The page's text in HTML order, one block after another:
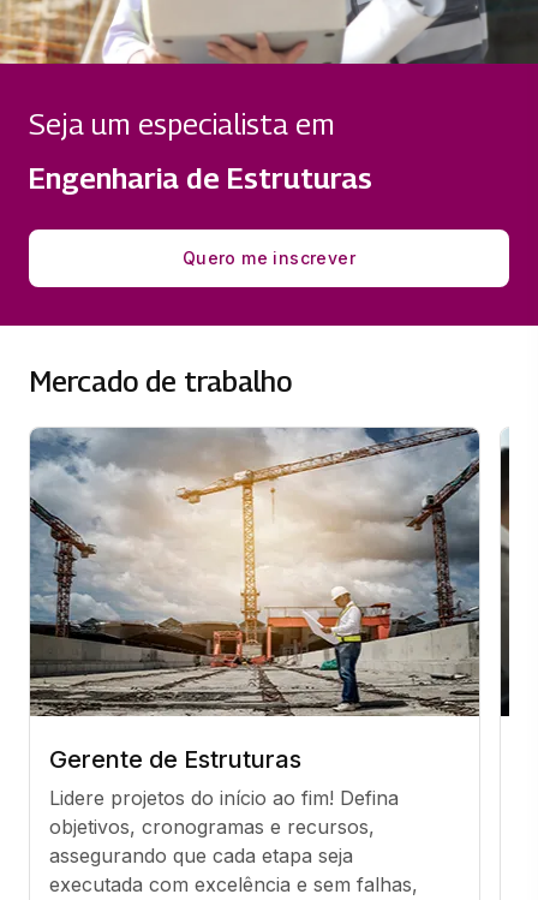
Seja um especialista em
Engenharia de Estruturas
Quero me inscrever
Mercado de trabalho
Gerente de Estruturas
Lidere projetos do início ao fim! Defina
objetivos, cronogramas e recursos,
assegurando que cada etapa seja
executada com excelência e sem falhas,